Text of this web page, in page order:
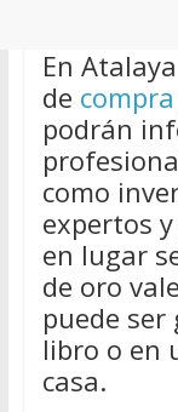
En
de
podrán
como
expertos
en lugar
de oro
puede
libro o en
casa.